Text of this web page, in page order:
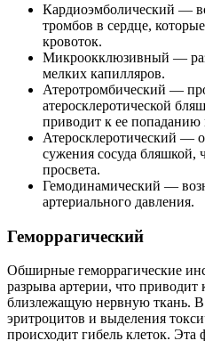
Кардиоэмболический —
тромбов в сердце,
кровоток.
Микроокклюзивный —
мелких капилляров.
Атеротромбический —
атеросклеротической
приводит к ее попаданию
Атеросклеротический —
сужения сосуда бляшкой,
просвета.
Гемодинамический —
артериального давления.
Геморрагический
Обширные геморрагические
разрыва артерии, что
близлежащую нервную ткань. В
эритроцитов и выделения
происходит гибель клеток. Эта